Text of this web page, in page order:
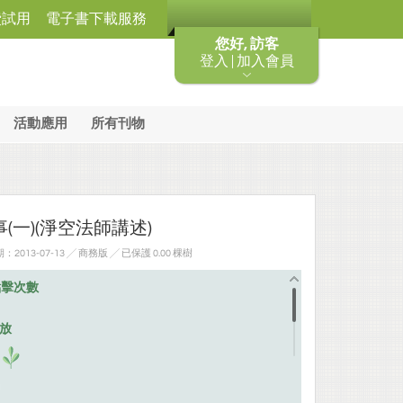
您好, 訪客
登入 | 加入會員
用 電子書下載服務
活動應用 所有刊物
一)(淨空法師講述)
：2013-07-13 ╱ 商務版 ╱ 已保護 0.00 棵樹
次數